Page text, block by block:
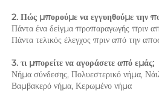
2. Πώς μπορούμε να εγγυηθούμε την
Πάντα ένα δείγμα προπαραγωγής πριν
Πάντα τελικός έλεγχος πριν από την
3. τι μπορείτε να αγοράσετε από εμάς;
Νήμα σύνδεσης, Πολυεστερικό νήμα,
Βαμβακερό νήμα, Κερωμένο νήμα